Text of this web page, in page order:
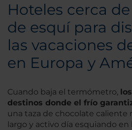
Hoteles cerca
de esquí para
las vacaciones
en Europa y
Cuando baja el termómetro,
destinos donde el frío
una taza de chocolate caliente
largo y activo día esquiando en